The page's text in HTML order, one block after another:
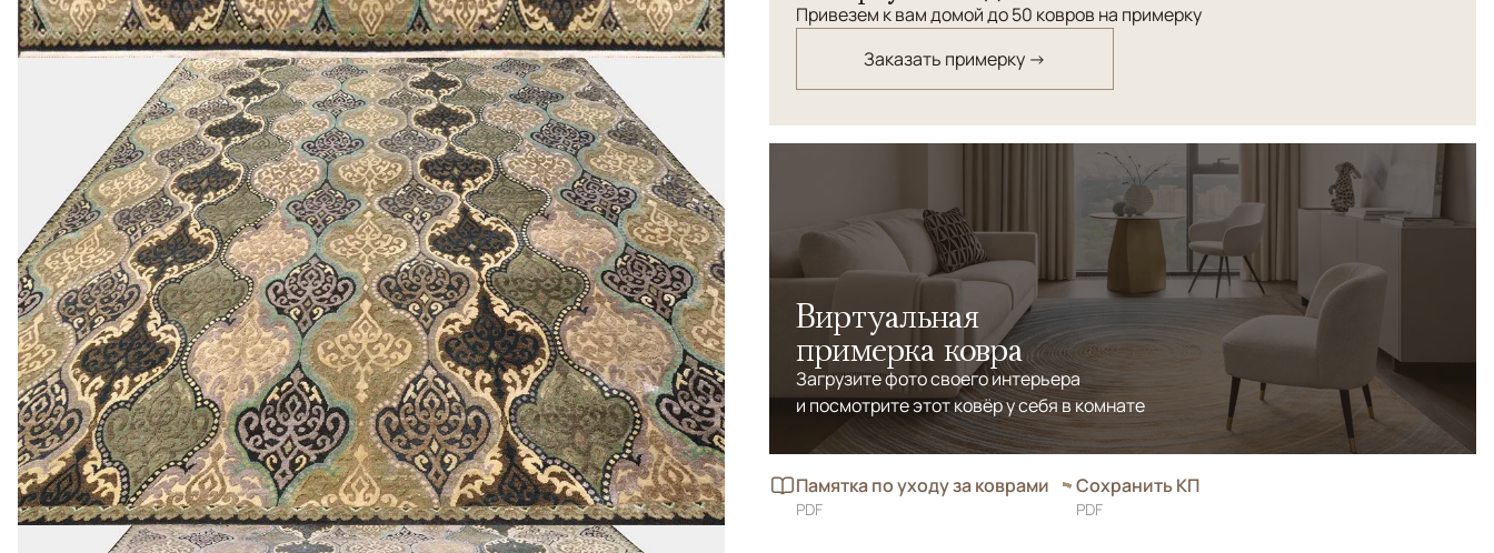
Привезем к вам домой до 50 ковров на примерку
Заказать примерку →
Виртуальная
примерка ковра
Загрузите фото своего интерьера
и посмотрите этот ковёр у себя в комнате
Памятка по уходу за коврами
PDF
Сохранить КП
PDF